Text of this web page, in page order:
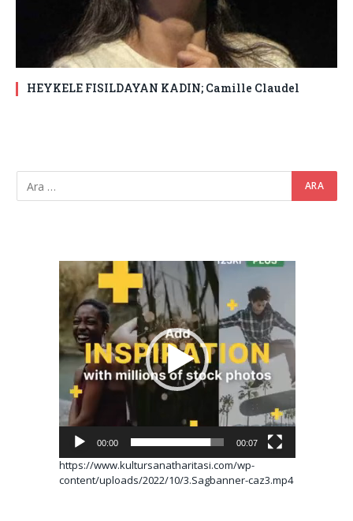
HEYKELE FISILDAYAN KADIN; Camille Claudel
Video
oynatıcı
00:00 00:07
https://www.kultursanatharitasi.com/wp-
content/uploads/2022/10/3.Sagbanner-caz3.mp4